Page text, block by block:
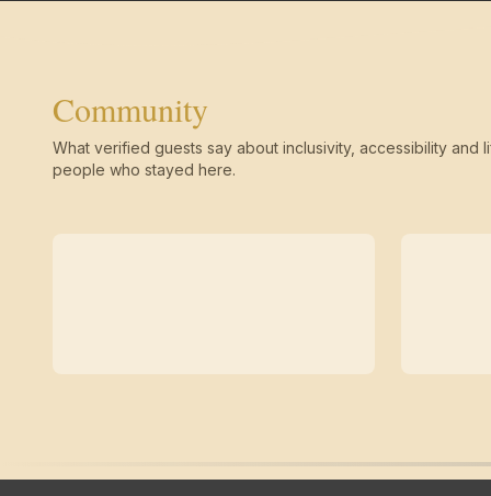
Community
What verified guests say about inclusivity, accessibility and
people who stayed here.